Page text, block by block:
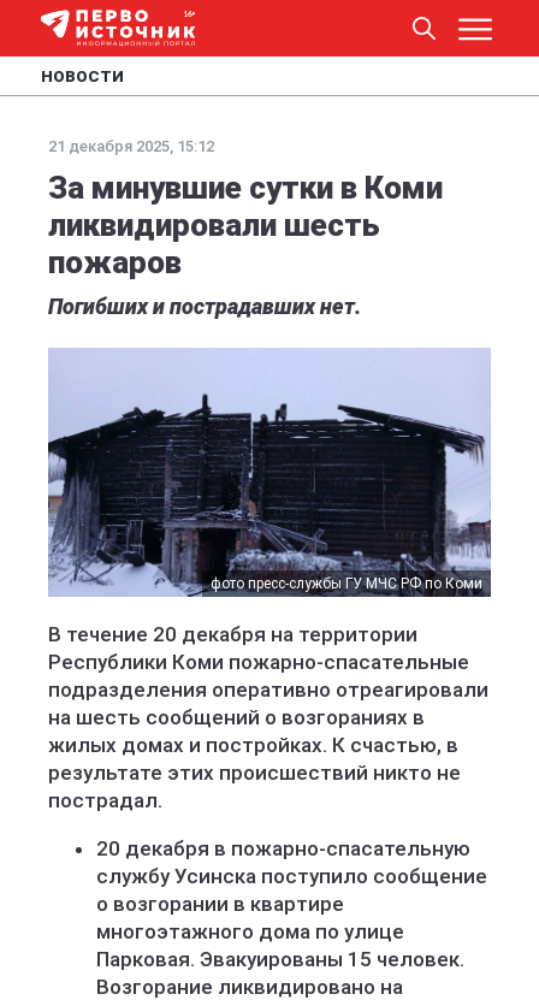
НОВОСТИ
21 декабря 2025, 15:12
За минувшие сутки в Коми
ликвидировали шесть
пожаров
Погибших и пострадавших нет.
фото пресс-службы ГУ МЧС РФ по Коми
В течение 20 декабря на территории
Республики Коми пожарно-спасательные
подразделения оперативно отреагировали
на шесть сообщений о возгораниях в
жилых домах и постройках. К счастью, в
результате этих происшествий никто не
пострадал.
20 декабря в пожарно-спасательную
службу Усинска поступило сообщение
о возгорании в квартире
многоэтажного дома по улице
Парковая. Эвакуированы 15 человек.
Возгорание ликвидировано на